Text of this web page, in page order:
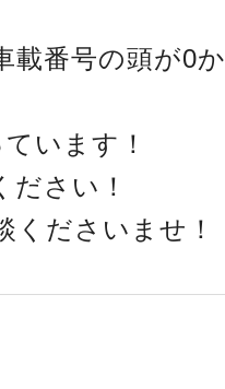
載番号の頭が0
います！
さい！
くださいませ！